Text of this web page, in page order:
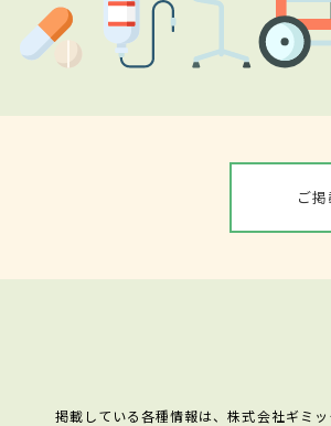
ご
掲載している各種情報は、株式会社ギミ